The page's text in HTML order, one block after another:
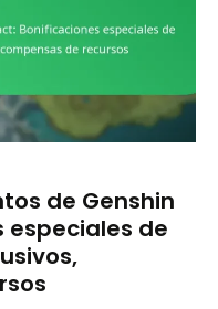
de Genshin
especiales de